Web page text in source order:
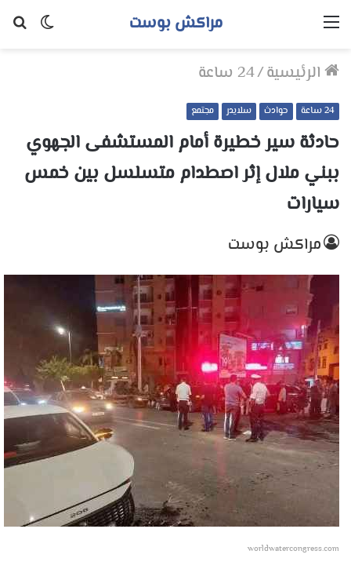
الوضع
مراكش بوست القائمة
الرئيسية/24 ساعة
24 ساعة حوادث سلايدر مجتمع
حادثة سير خطيرة أمام المستشفى الجهوي
ببني ملال إثر اصطدام متسلسل بين خمس
سيارات
مراكش بوست
worldwatercongress.com